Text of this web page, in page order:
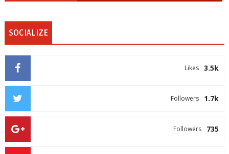
SOCIALIZE
3.5k
Likes
1.7k
Followers
735
Followers